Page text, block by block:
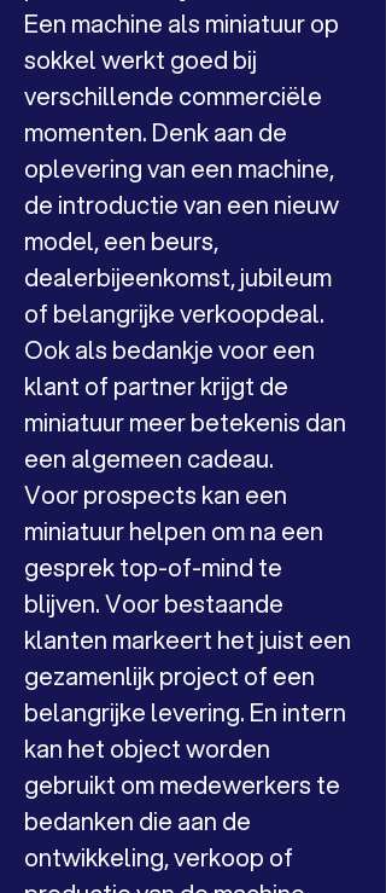
Een machine als miniatuur op
sokkel werkt goed bij
verschillende commerciële
momenten. Denk aan de
oplevering van een machine,
de introductie van een nieuw
model, een beurs,
dealerbijeenkomst, jubileum
of belangrijke verkoopdeal.
Ook als bedankje voor een
klant of partner krijgt de
miniatuur meer betekenis dan
een algemeen cadeau.
Voor prospects kan een
miniatuur helpen om na een
gesprek top-of-mind te
blijven. Voor bestaande
klanten markeert het juist een
gezamenlijk project of een
belangrijke levering. En intern
kan het object worden
gebruikt om medewerkers te
bedanken die aan de
ontwikkeling, verkoop of